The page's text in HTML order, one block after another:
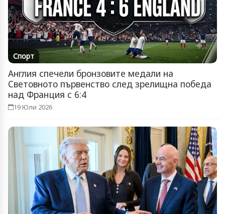
Спорт
Англия спечели бронзовите медали на
Световното първенство след зрелищна победа
над Франция с 6:4
19 Юли 2026